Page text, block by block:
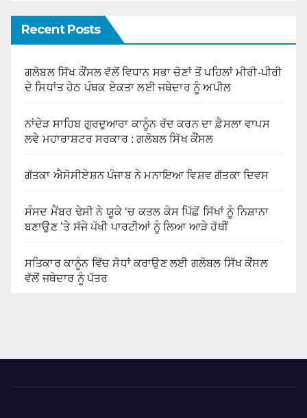
Recent Posts
ਗਲੋਬਲ ਸਿੱਖ ਕੌਂਸਲ ਵੱਲੋਂ ਵਿਧਾਨ ਸਭਾ ਚੋਣਾਂ ਤੋਂ ਪਹਿਲਾਂ ਮੀਰੀ-ਪੀਰੀ
ਦੇ ਸਿਧਾਂਤ ਹੇਠ ਪੰਥਕ ਏਕਤਾ ਲਈ ਜਥੇਦਾਰ ਨੂੰ ਅਪੀਲ
ਨਾਂਦੇੜ ਸਾਹਿਬ ਗੁਰਦੁਆਰਾ ਕਾਨੂੰਨ ਰੱਦ ਕਰਨ ਦਾ ਫ਼ੈਸਲਾ ਵਾਪਸ
ਲਵੇ ਮਹਾਰਾਸ਼ਟਰ ਸਰਕਾਰ : ਗਲੋਬਲ ਸਿੱਖ ਕੌਂਸਲ
ਗੱਤਕਾ ਐਸੋਸੀਏਸ਼ਨ ਪੰਜਾਬ ਨੇ ਮਨਾਇਆ ਵਿਸ਼ਵ ਗੱਤਕਾ ਦਿਵਸ
ਸੰਸਦ ਮੈਂਬਰ ਢੇਸੀ ਨੇ ਯੂਕੇ ‘ਚ ਕਤਲ ਕੇਸ ਪਿੱਛੋਂ ਸਿੱਖਾਂ ਨੂੰ ਨਿਸ਼ਾਨਾ
ਬਣਾਉਣ ’ਤੇ ਸੱਜੇ ਪੱਖੀ ਪਾਰਟੀਆਂ ਨੂੰ ਲਿਆ ਆੜੇ ਹੱਥੀਂ
ਸਤਿਕਾਰ ਕਾਨੂੰਨ ਵਿੱਚ ਸੋਧਾਂ ਕਰਾਉਣ ਲਈ ਗਲੋਬਲ ਸਿੱਖ ਕੌਂਸਲ
ਵੱਲੋਂ ਜਥੇਦਾਰ ਨੂੰ ਪੱਤਰ